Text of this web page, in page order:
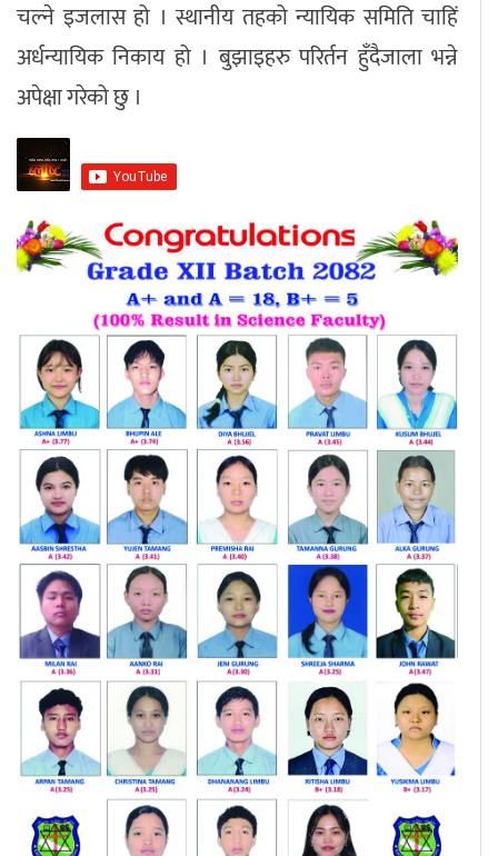
चल्ने इजलास हो । स्थानीय तहको न्यायिक समिति चाहिं
अर्धन्यायिक निकाय हो । बुझाइहरु परिर्तन हुँदैजाला भन्ने
अपेक्षा गरेको छु ।